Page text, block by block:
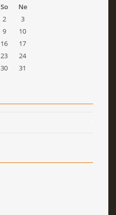
So
Ne
2
3
9
10
16
17
23
24
30 31